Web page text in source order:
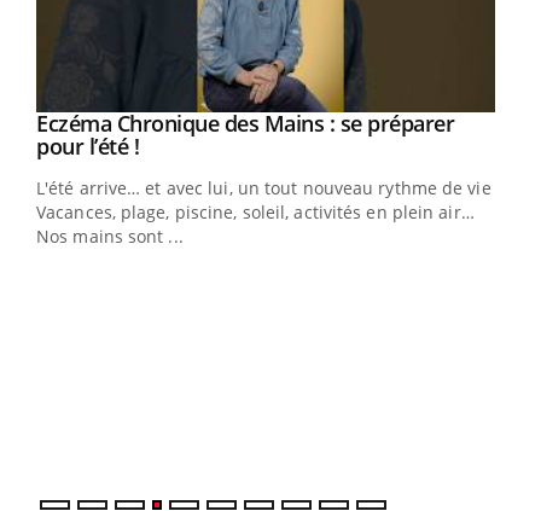
Youtube
Eczéma Chronique des Mains : se préparer
pour l’été !Youtube
L'été arrive… et avec lui, un tout nouveau rythme de vie !
Vacances, plage, piscine, soleil, activités en plein air…
Nos mains sont ...